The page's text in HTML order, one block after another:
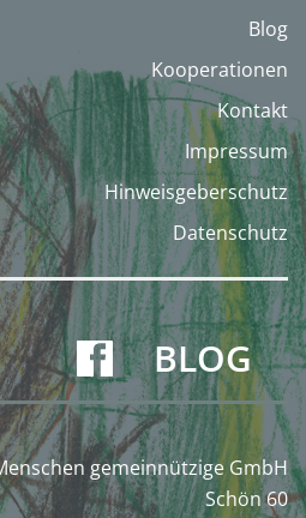
Blog
Kooperationen
Kontakt
Impressum
Hinweisgeberschutz
Datenschutz
BLOG
gemeinnützige GmbH
Schön 60